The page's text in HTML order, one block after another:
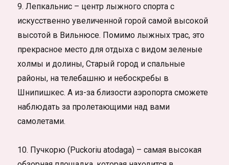
9. Лепкальнис – центр лыжного спорта с
искусственно увеличенной горой самой высокой
высотой в Вильнюсе. Помимо лыжных трас, это
прекрасное место для отдыха с видом зеленые
холмы и долины, Старый город и спальные
районы, на телебашню и небоскребы в
Шнипишкес. А из-за близости аэропорта сможете
наблюдать за пролетающими над вами
самолетами.
10. Пучкорю (Puckoriu atodaga) – самая высокая